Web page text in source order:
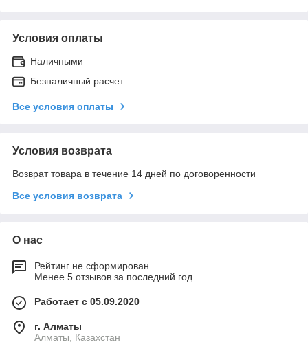
Условия оплаты
Наличными
Безналичный расчет
Все условия оплаты
Условия возврата
Возврат товара в течение 14 дней по договоренности
Все условия возврата
О нас
Рейтинг не сформирован
Менее 5 отзывов за последний год
Работает с 05.09.2020
г. Алматы
Алматы, Казахстан